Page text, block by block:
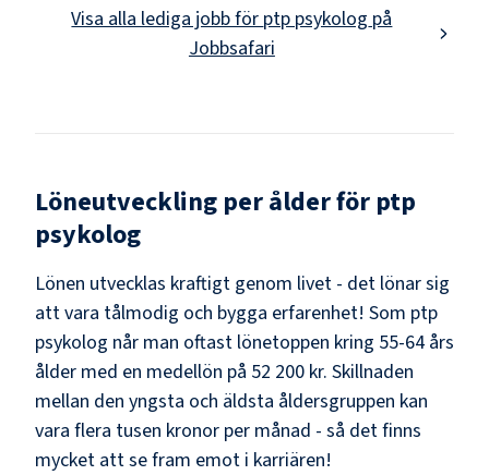
Visa alla lediga jobb för ptp psykolog på
Jobbsafari
Löneutveckling per ålder för ptp
psykolog
Lönen utvecklas kraftigt genom livet - det lönar sig
att vara tålmodig och bygga erfarenhet! Som ptp
psykolog når man oftast lönetoppen kring 55-64 års
ålder med en medellön på 52 200 kr. Skillnaden
mellan den yngsta och äldsta åldersgruppen kan
vara flera tusen kronor per månad - så det finns
mycket att se fram emot i karriären!